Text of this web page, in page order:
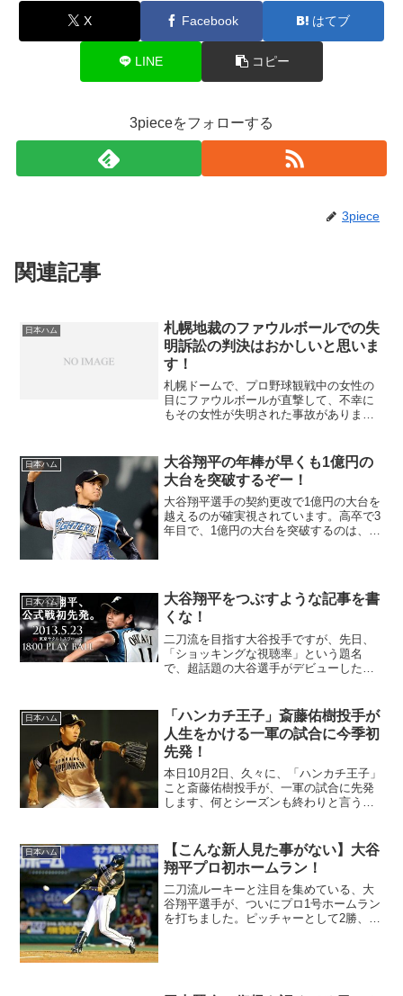
X Facebook はてブ
LINE コピー
3pieceをフォローする
3piece
関連記事
日本ハム
札幌地裁のファウルボールでの失
明訴訟の判決はおかしいと思いま
す！
札幌ドームで、プロ野球観戦中の女性の
目にファウルボールが直撃して、不幸に
もその女性が失明された事故がありまし
した。札幌地裁は日本ハム球団などに約
4190万円を女性に支払...
日本ハム
大谷翔平の年棒が早くも1億円の
大台を突破するぞー！
大谷翔平選手の契約更改で1億円の大台を
越えるのが確実視されています。高卒で3
年目で、1億円の大台を突破するのは、西
た。
日本ハム
大谷翔平をつぶすような記事を書
くな！
二刀流を目指す大谷投手ですが、先日、
「ショッキングな視聴率」という題名
で、超話題の大谷選手がデビューしたに
た。個人的にですがこのニュースに対し
て、何が言いたいのか、意味が...
日本ハム
「ハンカチ王子」斎藤佑樹投手が
人生をかける一軍の試合に今季初
先発！
本日10月2日、久々に、「ハンカチ王子」
こと斎藤佑樹投手が、一軍の試合に先発
します、何とシーズンも終わりと言う時
に思い浮かぶのは、田中将大投手です
ね。あの甲子園での対決...
日本ハム
【こんな新人見た事がない】大谷
翔平プロ初ホームラン！
二刀流ルーキーと注目を集めている、大
谷翔平選手が、ついにプロ1号ホームラン
を打ちました。ピッチャーとして2勝、バ